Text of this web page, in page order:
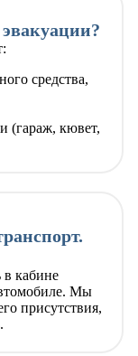
средства,
(гараж, кювет,
кабине
Мы
присутствия,